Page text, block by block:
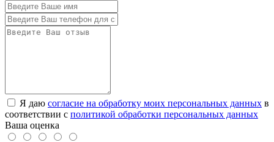
Я даю согласие на обработку моих персональных данных в
соответствии с политикой обработки персональных данных
Ваша оценка